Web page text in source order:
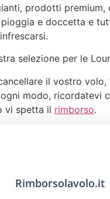
prodotti premium,
e doccetta e
selezione per le
il vostro volo,
modo, ricordatevi
vi spetta il rimborso.
Rimborsolavolo.it